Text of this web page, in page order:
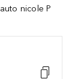
nicole P